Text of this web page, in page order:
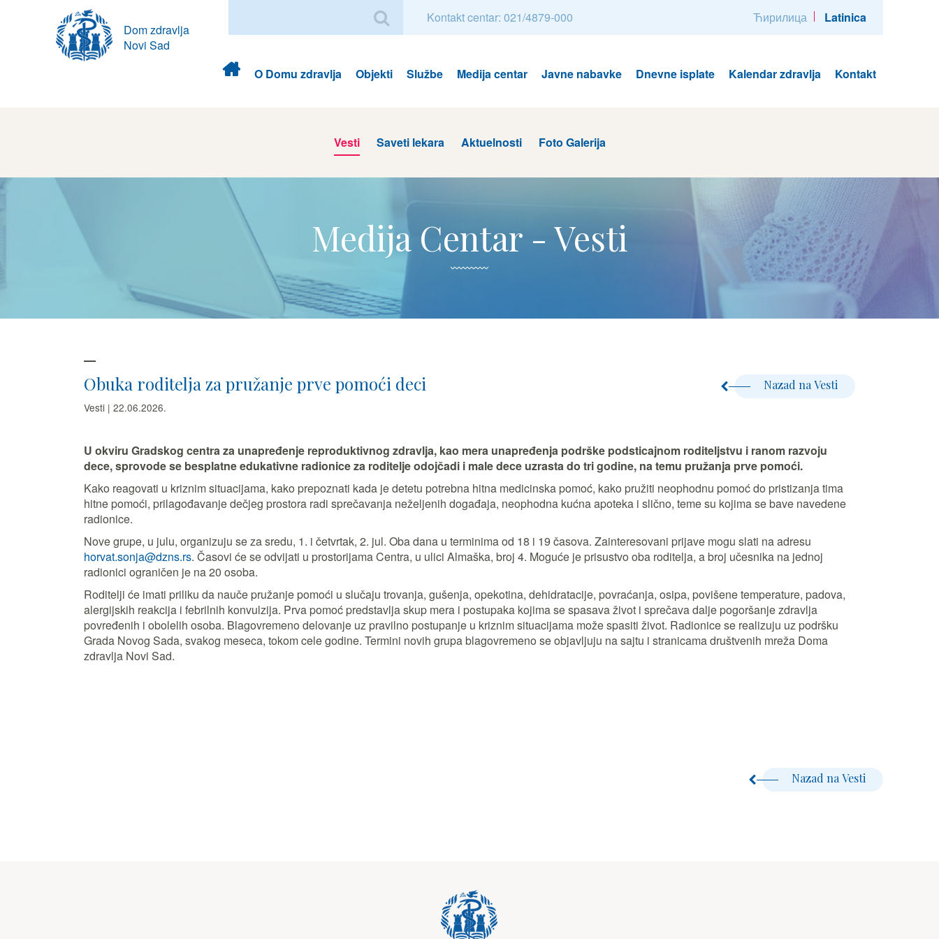
Dom zdravlja
Novi Sad
Kontakt centar: 021/4879-000 Ћирилица Latinica
Dom
zdravlja
O Domu zdravlja Objekti Službe Medija centar Javne nabavke Dnevne isplate Kalendar zdravlja Kontakt
Vesti Saveti lekara Aktuelnosti Foto Galerija
Medija Centar - Vesti
Obuka roditelja za pružanje prve pomoći deci
Vesti | 22.06.2026.
Nazad na Vesti
U okviru Gradskog centra za unapređenje reproduktivnog zdravlja, kao mera unapređenja podrške podsticajnom roditeljstvu i ranom razvoju
dece, sprovode se besplatne edukativne radionice za roditelje odojčadi i male dece uzrasta do tri godine, na temu pružanja prve pomoći.
Kako reagovati u kriznim situacijama, kako prepoznati kada je detetu potrebna hitna medicinska pomoć, kako pružiti neophodnu pomoć do pristizanja tima
hitne pomoći, prilagođavanje dečjeg prostora radi sprečavanja neželjenih događaja, neophodna kućna apoteka i slično, teme su kojima se bave navedene
radionice.
Nove grupe, u julu, organizuju se za sredu, 1. i četvrtak, 2. jul. Oba dana u terminima od 18 i 19 časova. Zainteresovani prijave mogu slati na adresu
horvat.sonja@dzns.rs. Časovi će se odvijati u prostorijama Centra, u ulici Almaška, broj 4. Moguće je prisustvo oba roditelja, a broj učesnika na jednoj
radionici ograničen je na 20 osoba.
Roditelji će imati priliku da nauče pružanje pomoći u slučaju trovanja, gušenja, opekotina, dehidratacije, povraćanja, osipa, povišene temperature, padova,
alergijskih reakcija i febrilnih konvulzija. Prva pomoć predstavlja skup mera i postupaka kojima se spasava život i sprečava dalje pogoršanje zdravlja
povređenih i obolelih osoba. Blagovremeno delovanje uz pravilno postupanje u kriznim situacijama može spasiti život. Radionice se realizuju uz podršku
Grada Novog Sada, svakog meseca, tokom cele godine. Termini novih grupa blagovremeno se objavljuju na sajtu i stranicama društvenih mreža Doma
zdravlja Novi Sad.
Nazad na Vesti